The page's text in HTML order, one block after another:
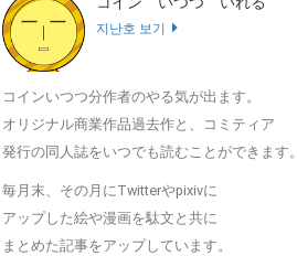
지난호 보기
コインいつつ分作者のやる気が出ます。
オリジナル商業作品過去作と、コミティア
発行の同人誌をいつでも読むことができます。
毎月末、その月にTwitterやpixivに
アップした絵や漫画を駄文と共に
まとめた記事をアップしています。